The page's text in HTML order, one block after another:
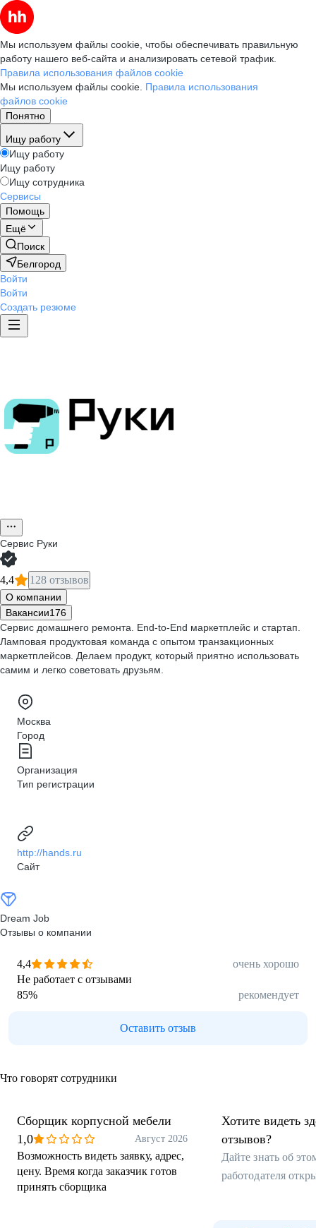
Мы используем файлы cookie, чтобы обеспечивать правильную
работу нашего веб-сайта и анализировать сетевой трафик.
Правила использования файлов cookie
Мы используем файлы cookie. Правила использования
файлов cookie
Понятно
Ищу работу
Ищу работу
Ищу работу
Ищу сотрудника
Сервисы
Помощь
Ещё
Поиск
Белгород
Войти
Войти
Создать резюме
Сервис Руки
4,4 128 отзывов
О компании
Вакансии176
Сервис домашнего ремонта. End-to-End маркетплейс и стартап.
Ламповая продуктовая команда с опытом транзакционных
маркетплейсов. Делаем продукт, который приятно использовать
самим и легко советовать друзьям.
Москва
Город
Организация
Тип регистрации
http://hands.ru
Сайт
Dream Job
Отзывы о компании
4,4
очень хорошо
Не работает с отзывами
85% рекомендует
Оставить отзыв
Что говорят сотрудники
Сборщик корпусной мебели
1,0
Август 2026
Возможность видеть заявку, адрес,
цену. Время когда заказчик готов
принять сборщика
Хотите видеть
отзывов?
Дайте знать об
работодателя